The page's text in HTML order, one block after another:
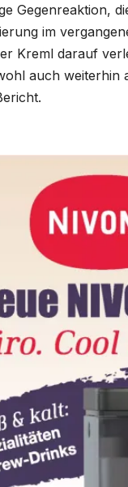
Gegenreaktion,
im
Kreml darauf
auch weiterhin